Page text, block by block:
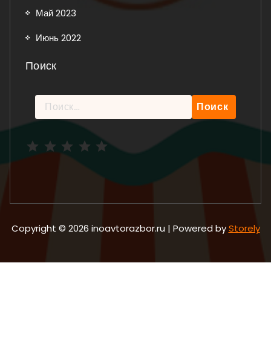
Май 2023
Июнь 2022
Поиск
Найти:
Copyright © 2026 inoavtorazbor.ru | Powered byStorely